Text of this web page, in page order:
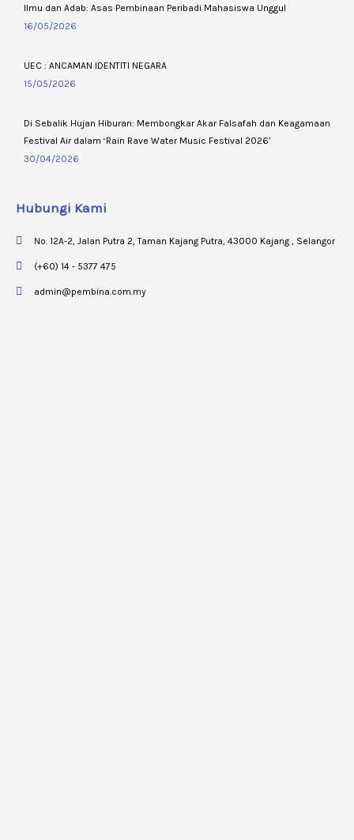
Ilmu dan Adab: Asas Pembinaan Peribadi Mahasiswa Unggul
16/05/2026
UEC : ANCAMAN IDENTITI NEGARA
15/05/2026
Di Sebalik Hujan Hiburan: Membongkar Akar Falsafah dan Keagamaan
Festival Air dalam ‘Rain Rave Water Music Festival 2026’
30/04/2026
Hubungi Kami
No. 12A-2, Jalan Putra 2, Taman Kajang Putra, 43000 Kajang , Selangor
(+60) 14 - 5377 475
admin@pembina.com.my